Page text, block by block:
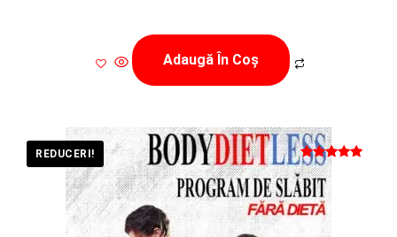
a
fost:
899,00 lei.
este:
450,00 lei.
Adaugă În Coș
REDUCERI!
Evaluat la
5.00
din 5